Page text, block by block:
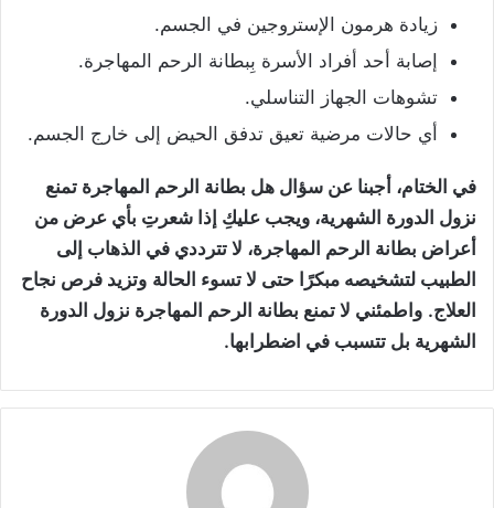
زيادة هرمون الإستروجين في الجسم.
إصابة أحد أفراد الأسرة بِبطانة الرحم المهاجرة.
تشوهات الجهاز التناسلي.
أي حالات مرضية تعيق تدفق الحيض إلى خارج الجسم.
في الختام، أجبنا عن سؤال هل بطانة الرحم المهاجرة تمنع
نزول الدورة الشهرية، ويجب عليكِ إذا شعرتِ بأي عرض من
أعراض بطانة الرحم المهاجرة، لا تترددي في الذهاب إلى
الطبيب لتشخيصه مبكرًا حتى لا تسوء الحالة وتزيد فرص نجاح
العلاج. واطمئني لا تمنع بطانة الرحم المهاجرة نزول الدورة
الشهرية بل تتسبب في اضطرابها.